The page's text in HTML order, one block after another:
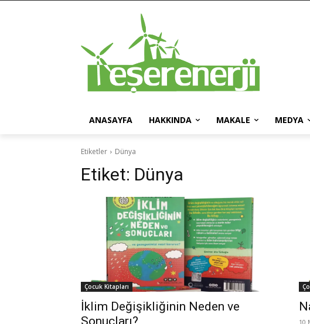
ANASAYFA HAKKINDA MAKALE MEDYA
Etiketler Dünya
Etiket: Dünya
Çocuk Kitapları
İklim Değişikliğinin Neden ve
Sonuçları?
10